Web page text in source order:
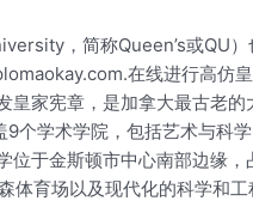
，简称Queen’s或QU
在线进行高仿
皇家宪章，是加拿大最古老
9个学术学院，包括艺术与科
位于金斯顿市中心南部边缘
体育场以及现代化的科学和